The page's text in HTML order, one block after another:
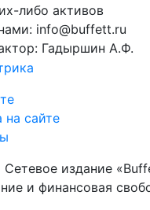
либо активов
info@buffett.ru
Гадыршин А.Ф.
на сайте
издание
и финансовая